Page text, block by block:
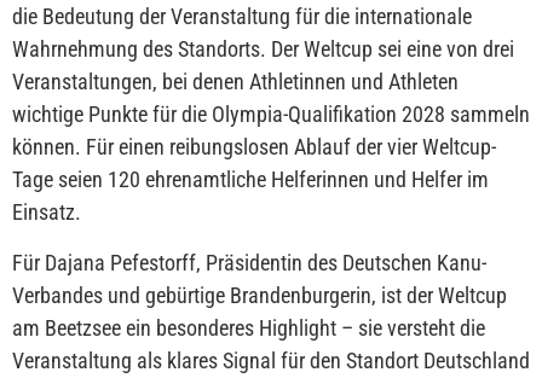
die Bedeutung der Veranstaltung für die internationale
Wahrnehmung des Standorts. Der Weltcup sei eine von drei
Veranstaltungen, bei denen Athletinnen und Athleten
wichtige Punkte für die Olympia-Qualifikation 2028 sammeln
können. Für einen reibungslosen Ablauf der vier Weltcup-
Tage seien 120 ehrenamtliche Helferinnen und Helfer im
Einsatz.
Für Dajana Pefestorff, Präsidentin des Deutschen Kanu-
Verbandes und gebürtige Brandenburgerin, ist der Weltcup
am Beetzsee ein besonderes Highlight – sie versteht die
Veranstaltung als klares Signal für den Standort Deutschland